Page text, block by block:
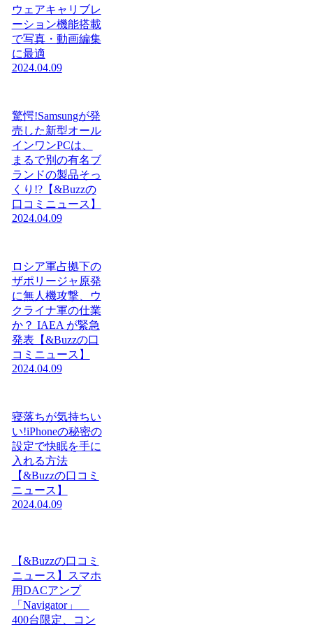
ウェアキャリブレ
ーション機能搭載
で写真・動画編集
に最適
2024.04.09
驚愕!Samsungが発
売した新型オール
インワンPCは、
まるで別の有名ブ
ランドの製品そっ
くり!?【&Buzzの
口コミニュース】
2024.04.09
ロシア軍占拠下の
ザポリージャ原発
に無人機攻撃、ウ
クライナ軍の仕業
か？ IAEA が緊急
発表【&Buzzの口
コミニュース】
2024.04.09
寝落ちが気持ちい
い!iPhoneの秘密の
設定で快眠を手に
入れる方法
【&Buzzの口コミ
ニュース】
2024.04.09
【&Buzzの口コミ
ニュース】スマホ
用DACアンプ
「Navigator」
400台限定、コン